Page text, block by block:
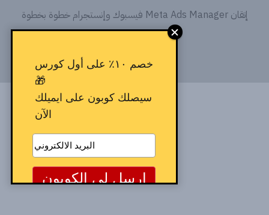
إتقان Meta Ads Manager فيسبوك وإنستجرام خطوة بخطوة
خصم ١٠٪ على أول كورس
🎁
سيصلك كوبون على ايميلك
الآن